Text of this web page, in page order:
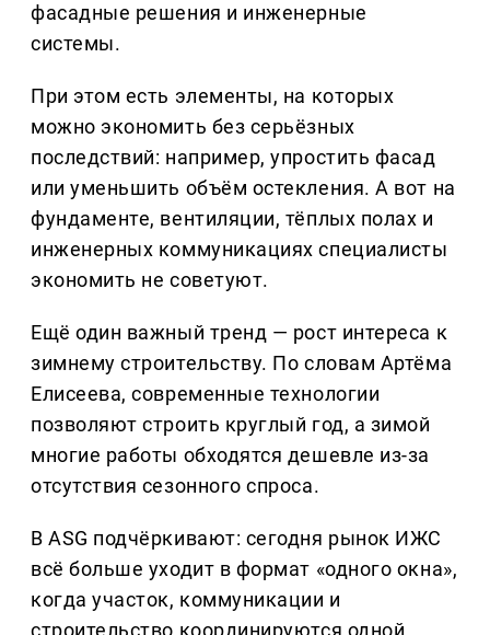
фасадные решения и инженерные
системы.
При этом есть элементы, на которых
можно экономить без серьёзных
последствий: например, упростить фасад
или уменьшить объём остекления. А вот на
фундаменте, вентиляции, тёплых полах и
инженерных коммуникациях специалисты
экономить не советуют.
Ещё один важный тренд — рост интереса к
зимнему строительству. По словам Артёма
Елисеева, современные технологии
позволяют строить круглый год, а зимой
многие работы обходятся дешевле из-за
отсутствия сезонного спроса.
В ASG подчёркивают: сегодня рынок ИЖС
всё больше уходит в формат «одного окна»,
когда участок, коммуникации и
строительство координируются одной